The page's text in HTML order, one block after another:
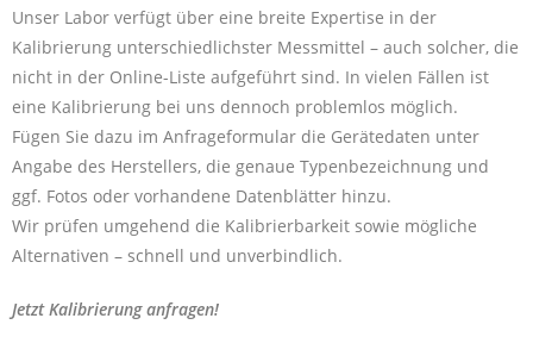
Unser Labor verfügt über eine breite Expertise in der
Kalibrierung unterschiedlichster Messmittel – auch solcher, die
nicht in der Online-Liste aufgeführt sind. In vielen Fällen ist
eine Kalibrierung bei uns dennoch problemlos möglich.
Fügen Sie dazu im Anfrageformular die Gerätedaten unter
Angabe des Herstellers, die genaue Typenbezeichnung und
ggf. Fotos oder vorhandene Datenblätter hinzu.
Wir prüfen umgehend die Kalibrierbarkeit sowie mögliche
Alternativen – schnell und unverbindlich.
Jetzt Kalibrierung anfragen!